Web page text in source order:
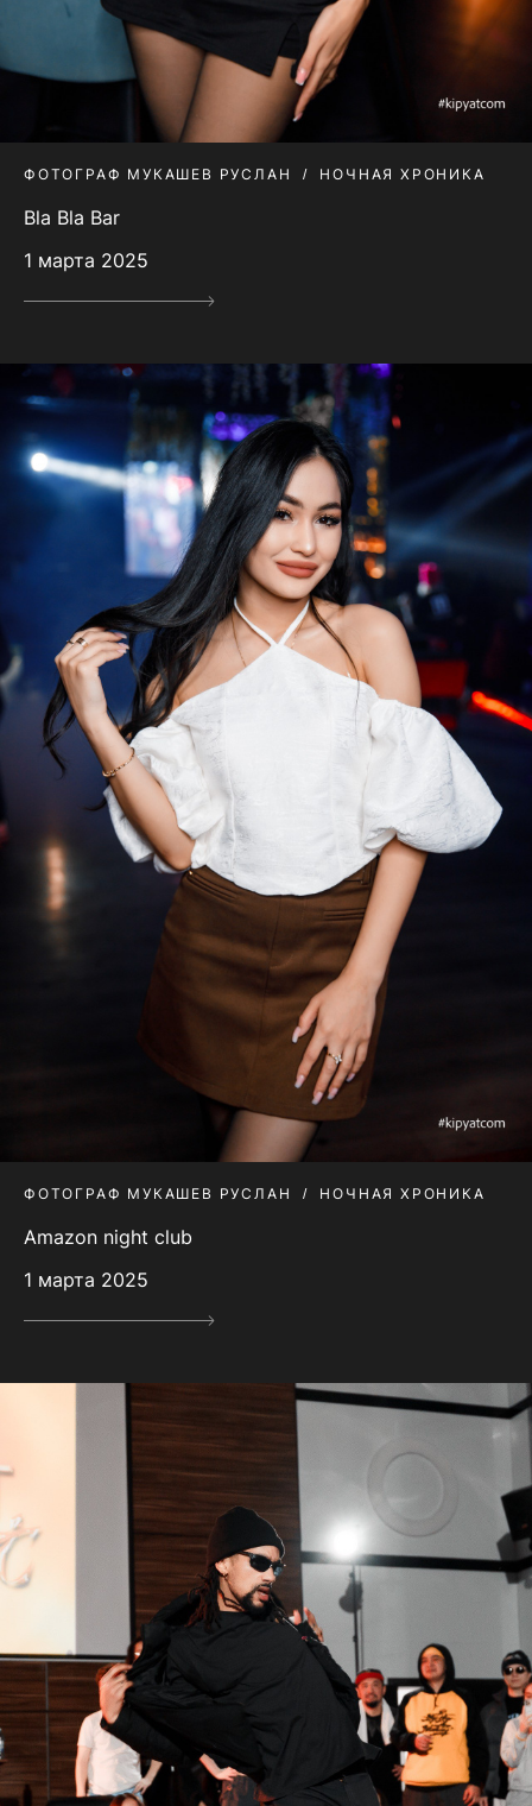
ФОТОГРАФ МУКАШЕВ РУСЛАН НОЧНАЯ ХРОНИКА
Bla Bla Bar
1 марта 2025
ФОТОГРАФ МУКАШЕВ РУСЛАН НОЧНАЯ ХРОНИКА
Amazon night club
1 марта 2025